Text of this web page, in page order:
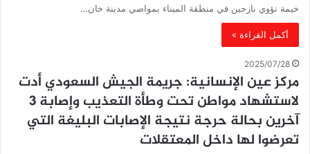
خيمة تؤوي نازحين في منطقة الميناء بمواصي مدينة خان…
أكمل القراءة »
2025/07/28
مركز عين الإنسانية: جريمة الجيش السعودي أدت
لاستشهاد مواطن تحت وطأة التعذيب وإصابة 3
آخرين بحالة حرجة نتيجة الإصابات البليغة التي
تعرضوا لها داخل المعتقلات